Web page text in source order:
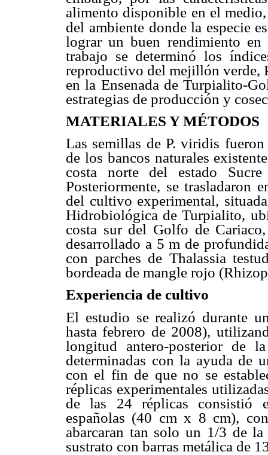
alimento disponible en el
del ambiente donde la especie
lograr un buen rendimiento en
trabajo se determinó los
reproductivo del mejillón verde,
en la Ensenada de Turpialito-
estrategias de producción y
MATERIALES Y MÉTODOS
Las semillas de P. viridis
de los bancos naturales
costa norte del estado Sucre
Posteriormente, se trasladaron
del cultivo experimental,
Hidrobiológica de Turpialito,
costa sur del Golfo de
desarrollado a 5 m de
con parches de Thalassia
bordeada de mangle rojo
Experiencia de cultivo
El estudio se realizó durante
hasta febrero de 2008),
longitud antero-posterior de
determinadas con la ayuda de
con el fin de que no se
réplicas experimentales
de las 24 réplicas consistió
españolas (40 cm x 8 cm),
abarcaran tan solo un 1/3 de
sustrato con barras metálica de